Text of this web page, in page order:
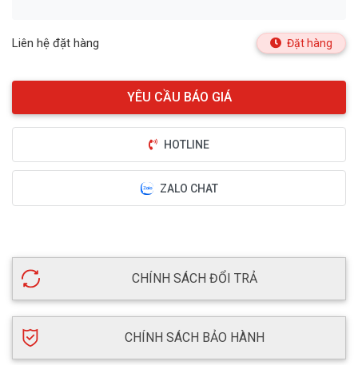
Liên hệ đặt hàng Đặt hàng
HOTLINE
ZALO CHAT
CHÍNH SÁCH ĐỔI TRẢ
CHÍNH SÁCH BẢO HÀNH